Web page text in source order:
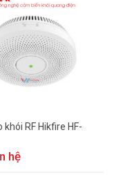
khói RF Hikfire HF-
hệ